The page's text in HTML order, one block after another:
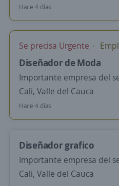
Hace 4 días
Se precisa Urgente
Diseñador de Moda
Importante empresa del
Cali, Valle del Cauca
Hace 4 días
Diseñador grafico
Importante empresa del
Cali, Valle del Cauca